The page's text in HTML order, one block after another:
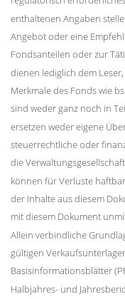
enthaltenen Angaben
Angebot oder eine
Fondsanteilen oder zur
dienen lediglich dem
Merkmale des Fonds wie
sind weder ganz noch in
ersetzen weder eigene
steuerrechtliche oder
die
können für Verluste
der Inhalte aus diesem
mit diesem Dokument
Allein verbindliche
gültigen
Basisinformationsblätter
Halbjahres- und